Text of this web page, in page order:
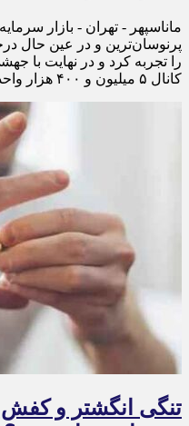
ماناسپهر - تهران - بازار
پرنوسان‌ترین و در عین حال
را تجربه کرد و در نهایت با
کانال ۵ میلیون و ۴۰۰ هزار واحد به ثبت رساند.
تنگی انگشتر و